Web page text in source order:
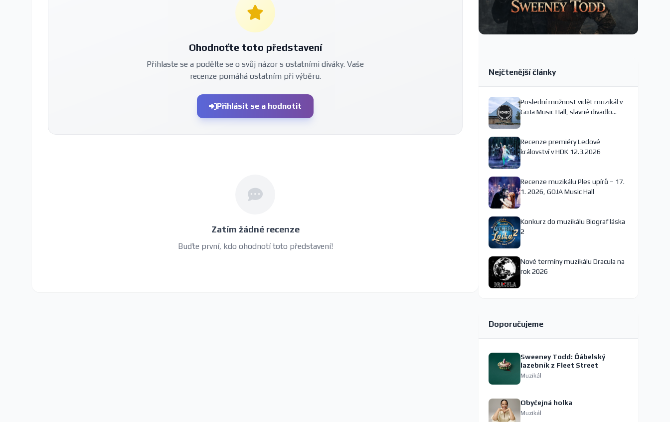
Ohodnoťte toto představení
Přihlaste se a podělte se o svůj názor s ostatními diváky. Vaše
recenze pomáhá ostatním při výběru.
Přihlásit se a hodnotit
Zatím žádné recenze
Buďte první, kdo ohodnotí toto představení!
Nejčtenější články
Poslední možnost vidět muzikál v
GoJa Music Hall, slavné divadlo
Recenze premiéry Ledové
království v HDK 12.3.2026
Recenze muzikálu Ples upírů – 17.
1. 2026, GOJA Music Hall
Konkurz do muzikálu Biograf láska
2
Nové termíny muzikálu Dracula na
rok 2026
Doporučujeme
Sweeney Todd: Ďábelský
lazebník z Fleet Street
Muzikál
Obyčejná holka
Muzikál